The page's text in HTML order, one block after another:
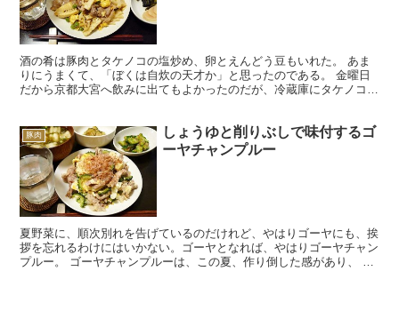
酒の肴は豚肉とタケノコの塩炒め、卵とえんどう豆もいれた。 あま
りにうまくて、「ぼくは自炊の天才か」と思ったのである。 金曜日
だから京都大宮へ飲みに出てもよかったのだが、冷蔵庫にタケノコと
豚肉
しょうゆと削りぶしで味付するゴ
ーヤチャンプルー
夏野菜に、順次別れを告げているのだけれど、やはりゴーヤにも、挨
拶を忘れるわけにはいかない。ゴーヤとなれば、やはりゴーヤチャン
プルー。 ゴーヤチャンプルーは、この夏、作り倒した感があり、 オ